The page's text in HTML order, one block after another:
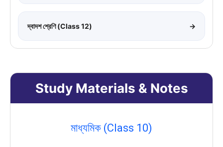
দ্বাদশ শ্রেণি (Class 12) →
Study Materials & Notes
মাধ্যমিক (Class 10)